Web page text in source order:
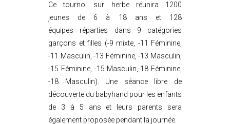
Ce tournoi sur herbe réunira 1200
jeunes de 6 à 18 ans et 128
équipes réparties dans 9 catégories
garçons et filles (-9 mixte, -11 Féminine,
-11 Masculin, -13 Féminine, -13 Masculin,
-15 Féminine, -15 Masculin,-18 Féminine,
-18 Masculin). Une séance libre de
découverte du babyhand pour les enfants
de 3 à 5 ans et leurs parents sera
également proposée pendant la journée.